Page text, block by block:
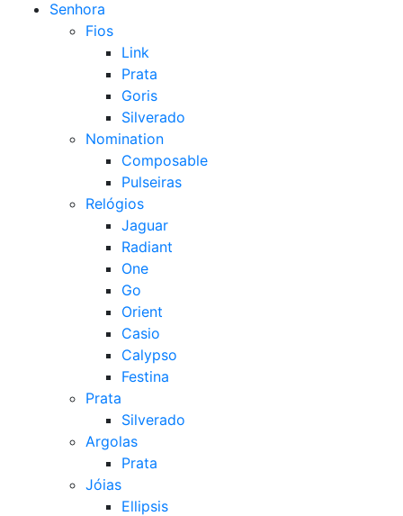
Senhora
Fios
Link
Prata
Goris
Silverado
Nomination
Composable
Pulseiras
Relógios
Jaguar
Radiant
One
Go
Orient
Casio
Calypso
Festina
Prata
Silverado
Argolas
Prata
Jóias
Ellipsis